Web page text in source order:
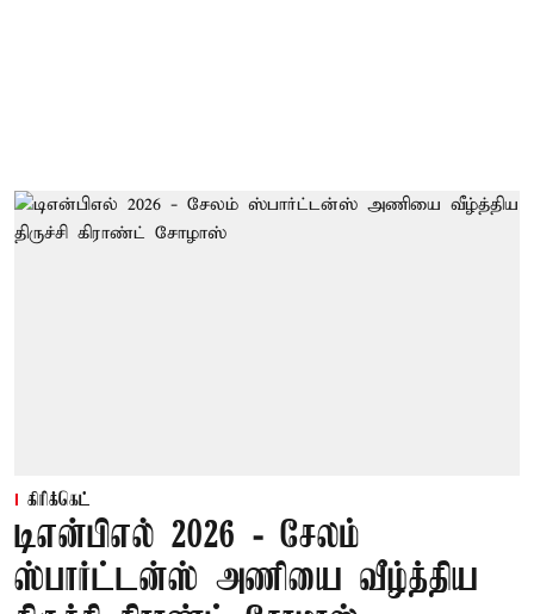
கிரிக்கெட்
டிஎன்பிஎல் 2026 - சேலம்
ஸ்பார்ட்டன்ஸ் அணியை வீழ்த்திய